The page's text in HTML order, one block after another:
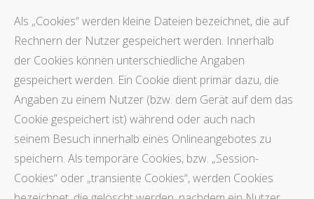
Als „Cookies“ werden kleine Dateien bezeichnet, die auf
Rechnern der Nutzer gespeichert werden. Innerhalb
der Cookies können unterschiedliche Angaben
gespeichert werden. Ein Cookie dient primär dazu, die
Angaben zu einem Nutzer (bzw. dem Gerät auf dem das
Cookie gespeichert ist) während oder auch nach
seinem Besuch innerhalb eines Onlineangebotes zu
speichern. Als temporäre Cookies, bzw. „Session-
Cookies“ oder „transiente Cookies“, werden Cookies